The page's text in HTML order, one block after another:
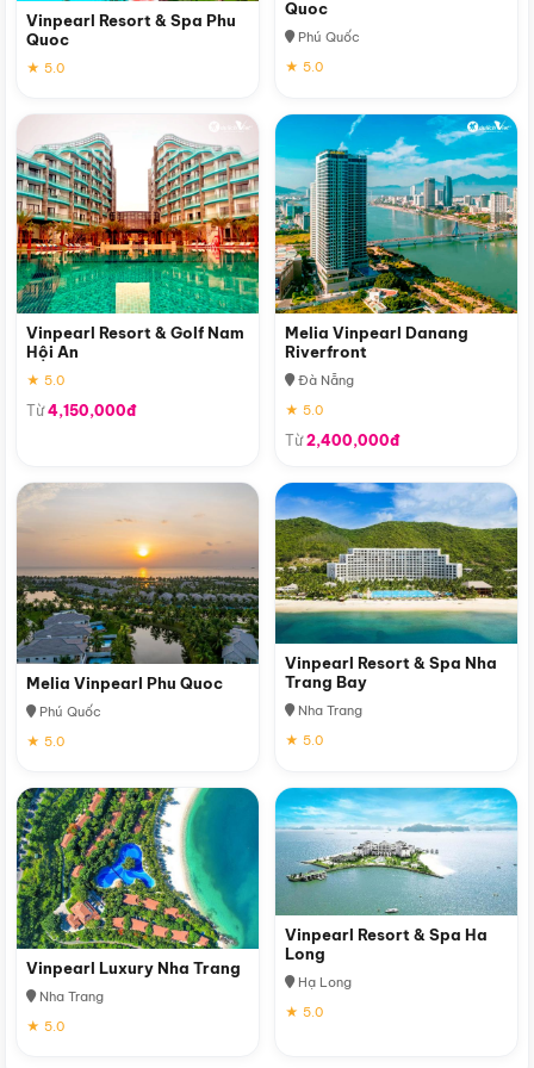
Vinpearl Resort & Spa Phu
Quoc
★ 5.0
Quoc
Phú Quốc
★ 5.0
Vinpearl Resort & Golf Nam
Hội An
★ 5.0
Từ4,150,000đ
Melia Vinpearl Danang
Riverfront
Đà Nẵng
★ 5.0
Từ2,400,000đ
Melia Vinpearl Phu Quoc
Phú Quốc
★ 5.0
Vinpearl Resort & Spa Nha
Trang Bay
Nha Trang
★ 5.0
Vinpearl Luxury Nha Trang
Nha Trang
★ 5.0
Vinpearl Resort & Spa Ha
Long
Hạ Long
★ 5.0